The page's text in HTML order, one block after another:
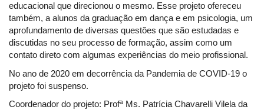
educacional que direcionou o mesmo. Esse projeto ofereceu
também, a alunos da graduação em dança e em psicologia, um
aprofundamento de diversas questões que são estudadas e
discutidas no seu processo de formação, assim como um
contato direto com algumas experiências do meio profissional.
No ano de 2020 em decorrência da Pandemia de COVID-19 o
projeto foi suspenso.
Coordenador do projeto: Profª Ms. Patrícia Chavarelli Vilela da